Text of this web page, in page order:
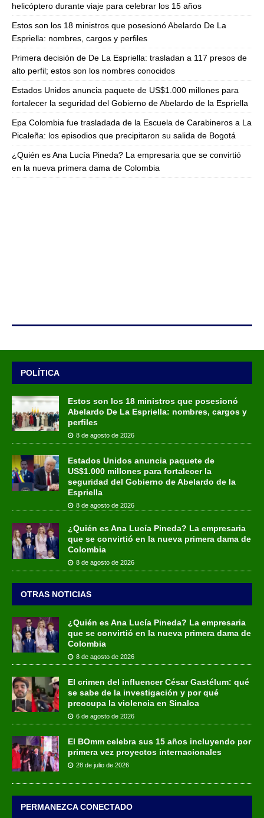
helicóptero durante viaje para celebrar los 15 años
Estos son los 18 ministros que posesionó Abelardo De La
Espriella: nombres, cargos y perfiles
Primera decisión de De La Espriella: trasladan a 117 presos de
alto perfil; estos son los nombres conocidos
Estados Unidos anuncia paquete de US$1.000 millones para
fortalecer la seguridad del Gobierno de Abelardo de la Espriella
Epa Colombia fue trasladada de la Escuela de Carabineros a La
Picaleña: los episodios que precipitaron su salida de Bogotá
¿Quién es Ana Lucía Pineda? La empresaria que se convirtió
en la nueva primera dama de Colombia
POLÍTICA
Estos son los 18 ministros que posesionó
Abelardo De La Espriella: nombres, cargos y
perfiles
8 de agosto de 2026
Estados Unidos anuncia paquete de
US$1.000 millones para fortalecer la
seguridad del Gobierno de Abelardo de la
Espriella
8 de agosto de 2026
¿Quién es Ana Lucía Pineda? La empresaria
que se convirtió en la nueva primera dama de
Colombia
8 de agosto de 2026
OTRAS NOTICIAS
¿Quién es Ana Lucía Pineda? La empresaria
que se convirtió en la nueva primera dama de
Colombia
8 de agosto de 2026
El crimen del influencer César Gastélum: qué
se sabe de la investigación y por qué
preocupa la violencia en Sinaloa
6 de agosto de 2026
El BOmm celebra sus 15 años incluyendo por
primera vez proyectos internacionales
28 de julio de 2026
PERMANEZCA CONECTADO